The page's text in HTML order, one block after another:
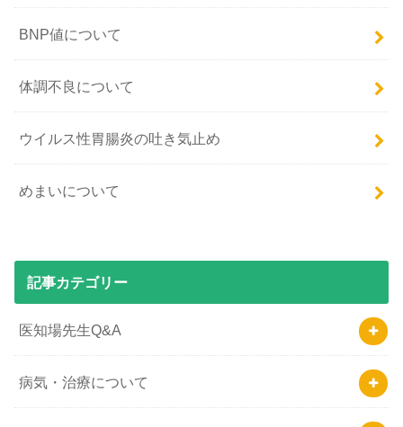
BNP値について
体調不良について
ウイルス性胃腸炎の吐き気止め
めまいについて
記事カテゴリー
医知場先生Q&A
病気・治療について